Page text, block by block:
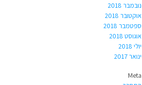
נובמבר 2018
אוקטובר 2018
ספטמבר 2018
אוגוסט 2018
יולי 2018
ינואר 2017
Meta